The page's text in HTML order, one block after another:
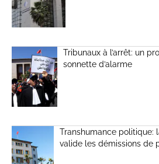
Tribunaux à l’arrêt: un
sonnette d’alarme
Transhumance politique:
valide les démissions de